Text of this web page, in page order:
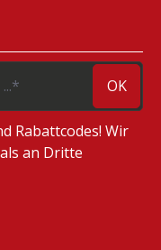
OK
Rabattcodes! Wir
an Dritte